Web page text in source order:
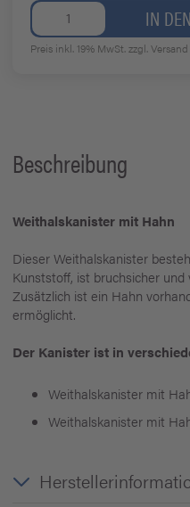
IN
Preis inkl. 19% MwSt.zzgl. Versand
Beschreibung
Weithalskanister mit Hahn
Dieser Weithalskanister
Kunststoff, ist bruchsicher
Zusätzlich ist ein Hahn
ermöglicht.
Der Kanister ist in
Weithalskanister mit
Weithalskanister mit